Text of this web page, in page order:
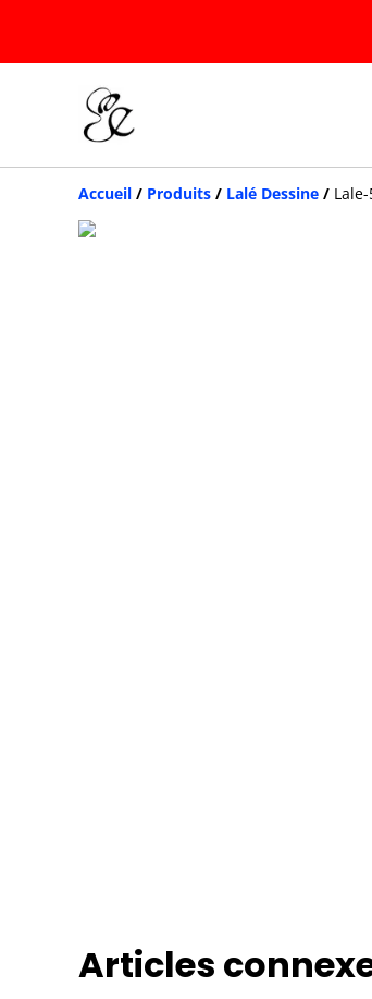
Accueil / Produits / Lalé Dessine /
Articles